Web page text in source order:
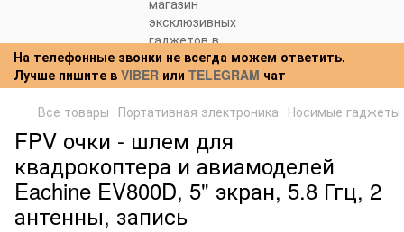
На телефонные звонки не всегда можем ответить.
Лучше пишите в VIBER или TELEGRAM чат
Все товары Портативная электроника Носимые гаджеты
FPV очки - шлем для
квадрокоптера и авиамоделей
Eachine EV800D, 5" экран, 5.8 Ггц, 2
антенны, запись